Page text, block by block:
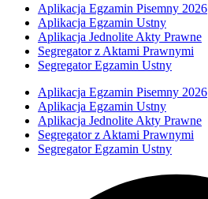
Aplikacja Egzamin Pisemny 2026
Aplikacja Egzamin Ustny
Aplikacja Jednolite Akty Prawne
Segregator z Aktami Prawnymi
Segregator Egzamin Ustny
Aplikacja Egzamin Pisemny 2026
Aplikacja Egzamin Ustny
Aplikacja Jednolite Akty Prawne
Segregator z Aktami Prawnymi
Segregator Egzamin Ustny